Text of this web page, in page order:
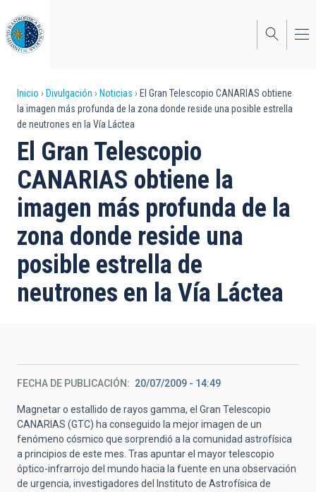
al
contenido
principal
Sobrescribir
enlaces
de
ayuda
a
la
navegación
Inicio Divulgación Noticias
El Gran Telescopio CANARIAS obtiene
la imagen más profunda de la zona donde reside una posible estrella
de neutrones en la Vía Láctea
El Gran Telescopio
CANARIAS obtiene la
imagen más profunda de la
zona donde reside una
posible estrella de
neutrones en la Vía Láctea
FECHA DE PUBLICACIÓN 20/07/2009 - 14:49
Magnetar o estallido de rayos gamma, el Gran Telescopio
CANARIAS (GTC) ha conseguido la mejor imagen de un
fenómeno cósmico que sorprendió a la comunidad astrofísica
a principios de este mes. Tras apuntar el mayor telescopio
óptico-infrarrojo del mundo hacia la fuente en una observación
de urgencia, investigadores del Instituto de Astrofísica de